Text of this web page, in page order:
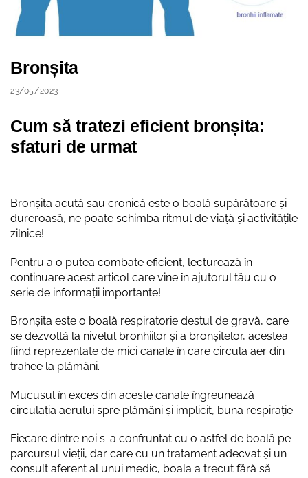
Bronșita
23/05/2023
Cum să tratezi eficient bronșita:
sfaturi de urmat
Bronșita acută sau cronică este o boală supărătoare și
dureroasă, ne poate schimba ritmul de viață și activitățile
zilnice!
Pentru a o putea combate eficient, lecturează în
continuare acest articol care vine în ajutorul tău cu o
serie de informații importante!
Bronșita este o boală respiratorie destul de gravă, care
se dezvoltă la nivelul bronhiilor și a bronșitelor, acestea
fiind reprezentate de mici canale în care circula aer din
trahee la plămâni.
Mucusul în exces din aceste canale îngreunează
circulația aerului spre plămâni și implicit, buna respirație.
Fiecare dintre noi s-a confruntat cu o astfel de boală pe
parcursul vieții, dar care cu un tratament adecvat și un
consult aferent al unui medic, boala a trecut fără să